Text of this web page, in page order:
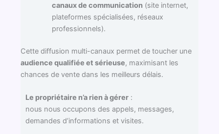
canaux de communication (site internet,
plateformes spécialisées, réseaux
professionnels).
Cette diffusion multi-canaux permet de toucher une
audience qualifiée et sérieuse, maximisant les
chances de vente dans les meilleurs délais.
Le propriétaire n’a rien à gérer:
nous nous occupons des appels, messages,
demandes d’informations et visites.